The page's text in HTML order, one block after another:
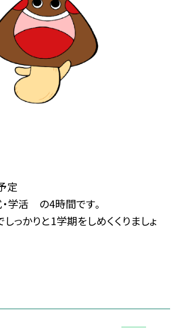
定
・学活 の4時間です。
っかりと1学期をしめくくりましょ